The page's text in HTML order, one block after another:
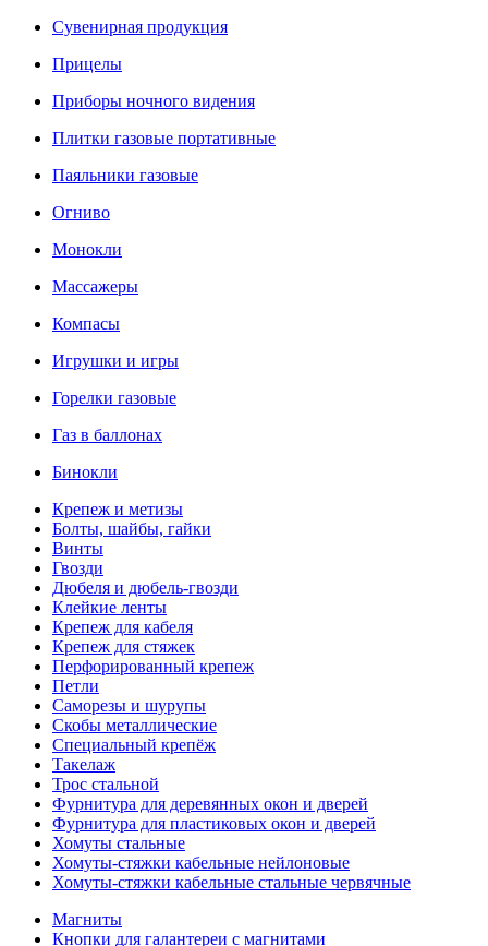
Сувенирная продукция
Прицелы
Приборы ночного видения
Плитки газовые портативные
Паяльники газовые
Огниво
Монокли
Массажеры
Компасы
Игрушки и игры
Горелки газовые
Газ в баллонах
Бинокли
Крепеж и метизы
Болты, шайбы, гайки
Винты
Гвозди
Дюбеля и дюбель-гвозди
Клейкие ленты
Крепеж для кабеля
Крепеж для стяжек
Перфорированный крепеж
Петли
Саморезы и шурупы
Скобы металлические
Специальный крепёж
Такелаж
Трос стальной
Фурнитура для деревянных окон и дверей
Фурнитура для пластиковых окон и дверей
Хомуты стальные
Хомуты-стяжки кабельные нейлоновые
Хомуты-стяжки кабельные стальные червячные
Магниты
Кнопки для галантереи с магнитами